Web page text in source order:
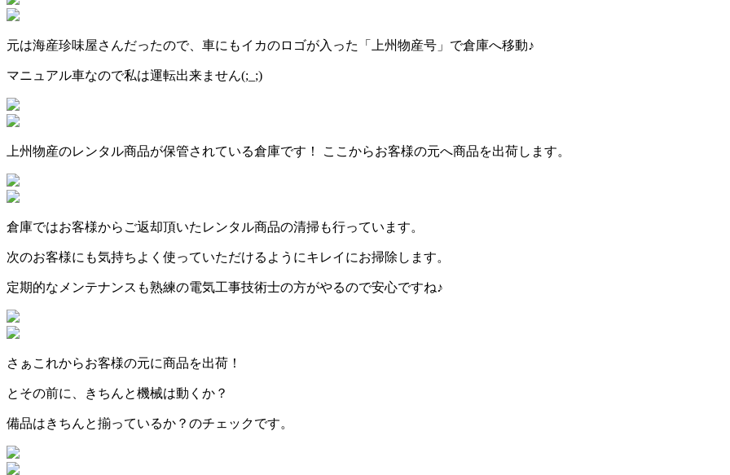
元は海産珍味屋さんだったので、車にもイカのロゴが入った「上州物産号」で倉庫へ移動♪
マニュアル車なので私は運転出来ません(;_;)
上州物産のレンタル商品が保管されている倉庫です！ ここからお客様の元へ商品を出荷します。
倉庫ではお客様からご返却頂いたレンタル商品の清掃も行っています。
次のお客様にも気持ちよく使っていただけるようにキレイにお掃除します。
定期的なメンテナンスも熟練の電気工事技術士の方がやるので安心ですね♪
さぁこれからお客様の元に商品を出荷！
とその前に、きちんと機械は動くか？
備品はきちんと揃っているか？のチェックです。